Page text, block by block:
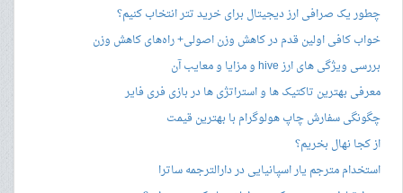
چطور یک صرافی ارز دیجیتال برای خرید تتر انتخاب کنیم؟
خواب کافی اولین قدم در کاهش وزن اصولی+ راه‌های کاهش وزن
بررسی ویژگی های ارز hive و مزایا و معایب آن
معرفی بهترین تاکتیک ها و استراتژی ها در بازی فری فایر
چگونگی سفارش چاپ هولوگرام با بهترین قیمت
از کجا نهال بخریم؟
استخدام مترجم یار اسپانیایی در دارالترجمه ساترا